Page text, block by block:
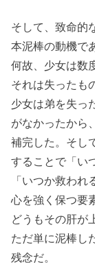
そして、致命的
本泥棒の動機で
何故、少女は数
それは失ったも
少女は弟を失っ
がなかったから
補完した。そし
することで「い
「いつか救われ
心を強く保つ要
どうもその肝が
ただ単に泥棒し
残念だ。